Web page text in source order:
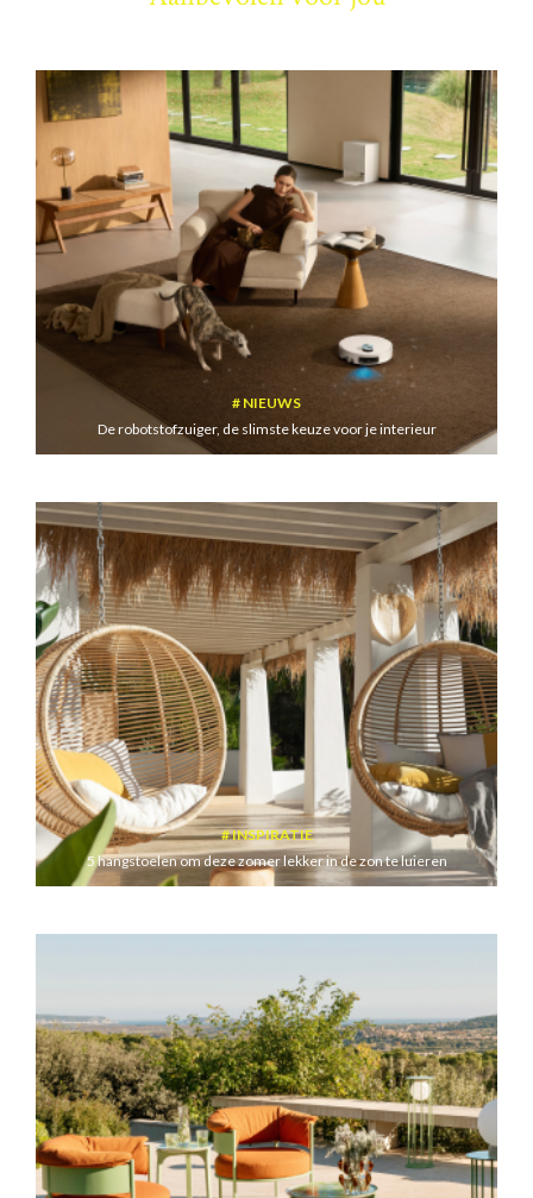
NIEUWS
De robotstofzuiger, de slimste keuze voor je interieur
INSPIRATIE
5 hangstoelen om deze zomer lekker in de zon te luieren